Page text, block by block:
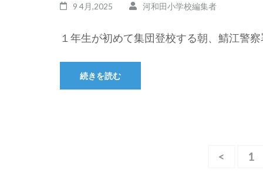
9 4月,2025 河和田小学校編集者
１年生が初めて集団登校する朝、鯖江警
続きを読む
<
固
1